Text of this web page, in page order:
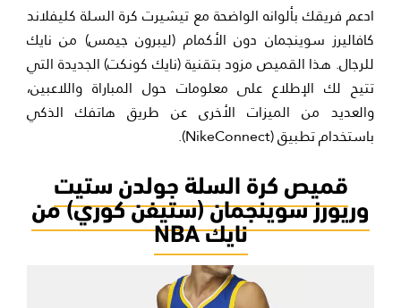
ادعم فريقك بألوانه الواضحة مع تيشيرت كرة السلة كليفلاند
كافاليرز سوينجمان دون الأكمام (ليبرون جيمس) من نايك
للرجال. هذا القميص مزود بتقنية (نايك كونكت) الجديدة التي
تتيح لك الإطلاع على معلومات حول المباراة واللاعبين،
والعديد من الميزات الأخرى عن طريق هاتفك الذكي
باستخدام تطبيق (NikeConnect).
قميص كرة السلة جولدن ستيت
وريورز سوينجمان (ستيفن كوري) من
نايك NBA